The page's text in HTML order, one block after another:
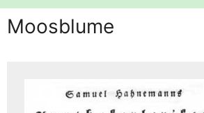
Moosblume